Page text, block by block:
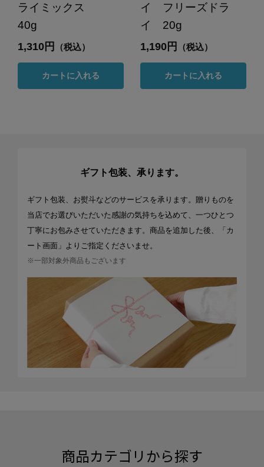
ライミックス
40g
1,310円 （税込）
カートに入れる
イ フリーズドラ
イ 20g
1,190円 （税込）
カートに入れる
ギフト包装、承ります。
ギフト包装、お熨斗などのサービスを承ります。贈りものを
当店でお選びいただいた感謝の気持ちを込めて、一つひとつ
丁寧にお包みさせていただきます。商品を追加した後、「カ
ート画面」よりご指定くださいませ。
※一部対象外商品もございます
商品カテゴリから探す